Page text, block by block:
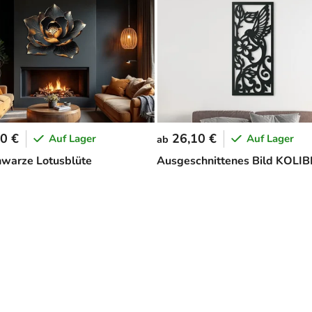
Lotusblüte
€ Auf Lager
Ausgeschnittenes Bild
ab 26,10 € Auf Lager